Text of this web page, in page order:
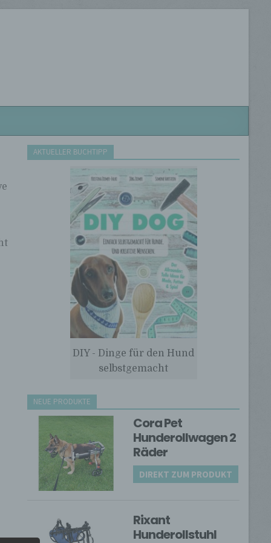
AKTUELLER BUCHTIPP
DIY - Dinge für den Hund
selbstgemacht
NEUE PRODUKTE
Cora Pet
Hunderollwagen 2
Räder
DIREKT ZUM PRODUKT
Rixant
Hunderollstuhl